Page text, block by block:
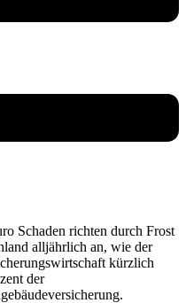
Schaden richten durch Frost
alljährlich an, wie der
kürzlich
der